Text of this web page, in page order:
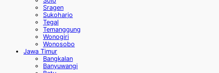
Sragen
Sukoharjo
Tegal
Temanggung
Wonogiri
Wonosobo
Jawa Timur
Bangkalan
Banyuwangi